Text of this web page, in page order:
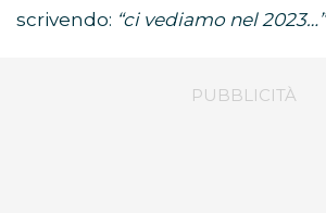
scrivendo: “ci vediamo nel 2023…”